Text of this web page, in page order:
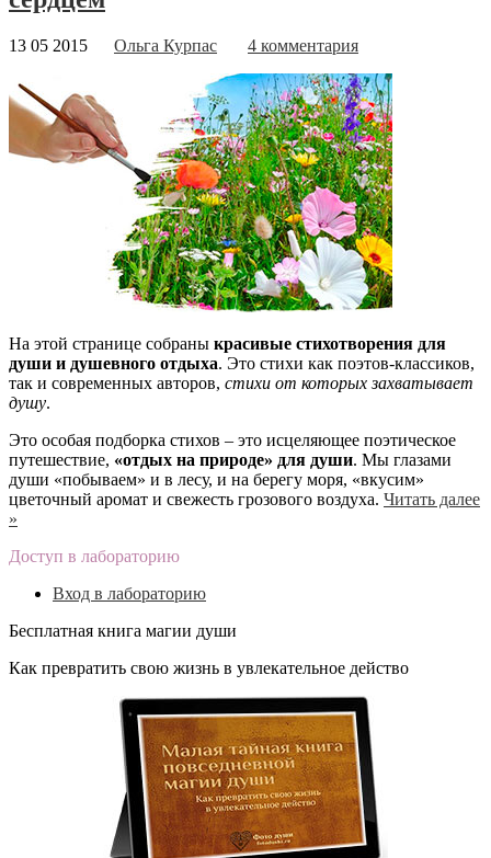
13 05 2015 Ольга Курпас 4 комментария
На этой странице собраны красивые стихотворения для
души и душевного отдыха. Это стихи как поэтов-классиков,
так и современных авторов, стихи от которых захватывает
душу.
Это особая подборка стихов – это исцеляющее поэтическое
путешествие, «отдых на природе» для души. Мы глазами
души «побываем» и в лесу, и на берегу моря, «вкусим»
цветочный аромат и свежесть грозового воздуха. Читать далее
»
Доступ в лабораторию
Вход в лабораторию
Бесплатная книга магии души
Как превратить свою жизнь в увлекательное действо